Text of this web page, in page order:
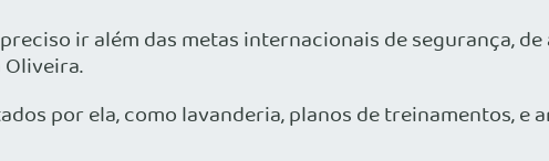
ir além das metas internacionais de segurança,
por ela, como lavanderia, planos de treinamentos, e